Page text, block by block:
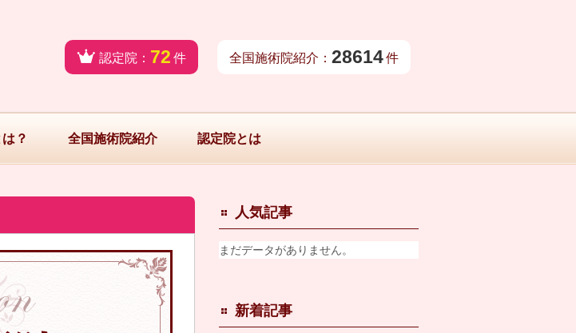
認定院： 72 件 全国施術院紹介： 28614件
？ 全国施術院紹介 認定院とは
人気記事
まだデータがありません。
新着記事